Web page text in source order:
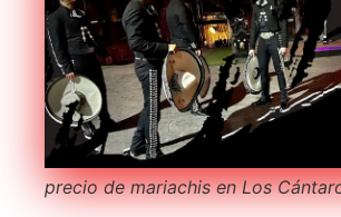
precio de mariachis en Los